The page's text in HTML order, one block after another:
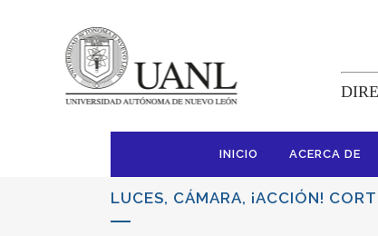
INICIO ACERCA DE
LUCES, CÁMARA, ¡ACCIÓN!